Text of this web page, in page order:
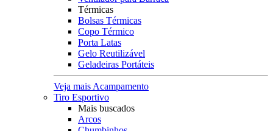
Térmicas
Bolsas Térmicas
Copo Térmico
Porta Latas
Gelo Reutilizável
Geladeiras Portáteis
Veja mais Acampamento
Tiro Esportivo
Mais buscados
Arcos